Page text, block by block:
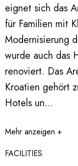
eignet sich das
für Familien mit
Modernisierung
wurde auch das
renoviert. Das
Kroatien gehört
Hotels un...
Mehr anzeigen +
FACILITIES